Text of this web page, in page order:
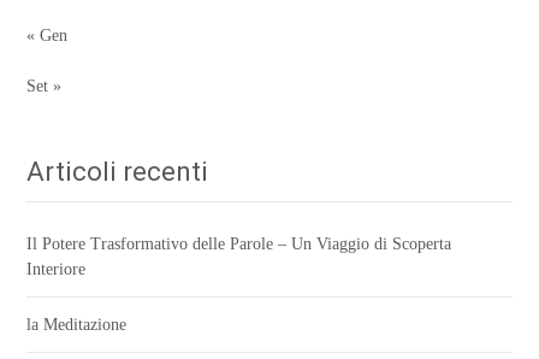
« Gen
Set »
Articoli recenti
Il Potere Trasformativo delle Parole – Un Viaggio di Scoperta
Interiore
la Meditazione